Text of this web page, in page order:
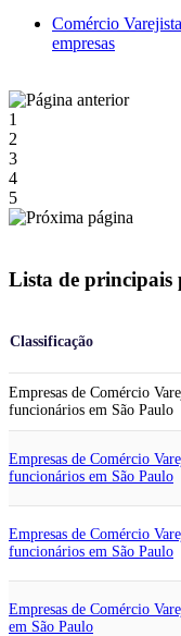
Comércio
empresas
1
2
3
4
5
Lista de principais
Classificação
Empresas de Comércio
funcionários em São Paulo
Empresas de Comércio
funcionários em São Paulo
Empresas de Comércio
funcionários em São Paulo
Empresas de Comércio
em São Paulo